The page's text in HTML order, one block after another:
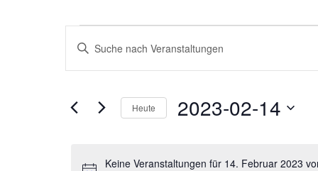
Veranstaltungen
für
Februar
Keine Veranstaltungen für 14. Februar 2023
Veranstaltungen
Suche
und
Ansichten,
Navigation
Bitte
Suche
nach
Heute 2023-02-14